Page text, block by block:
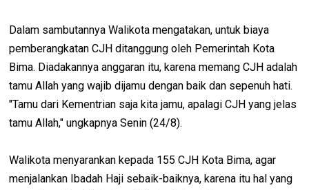
Dalam sambutannya Walikota mengatakan, untuk biaya
pemberangkatan CJH ditanggung oleh Pemerintah Kota
Bima. Diadakannya anggaran itu, karena memang CJH adalah
tamu Allah yang wajib dijamu dengan baik dan sepenuh hati.
"Tamu dari Kementrian saja kita jamu, apalagi CJH yang jelas
tamu Allah," ungkapnya Senin (24/8).
Walikota menyarankan kepada 155 CJH Kota Bima, agar
menjalankan Ibadah Haji sebaik-baiknya, karena itu hal yang